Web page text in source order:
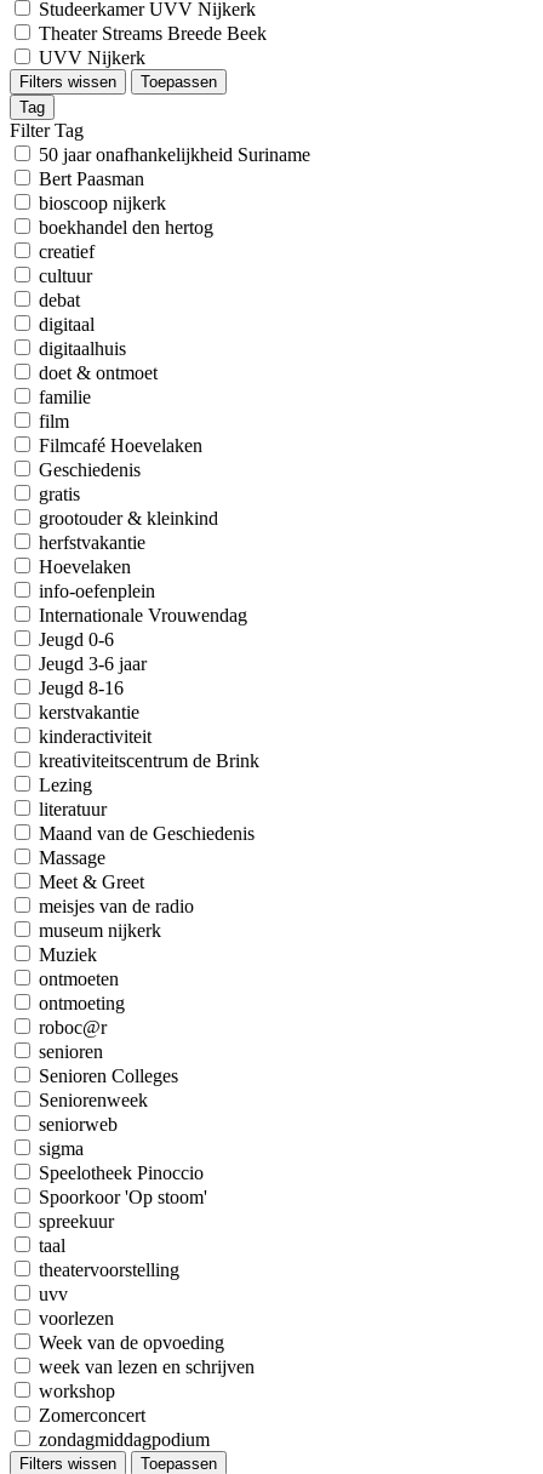
Studeerkamer UVV Nijkerk
Theater Streams Breede Beek
UVV Nijkerk
Filters wissen
Toepassen
Tag
Filter Tag
50 jaar onafhankelijkheid Suriname
Bert Paasman
bioscoop nijkerk
boekhandel den hertog
creatief
cultuur
debat
digitaal
digitaalhuis
doet & ontmoet
familie
film
Filmcafé Hoevelaken
Geschiedenis
gratis
grootouder & kleinkind
herfstvakantie
Hoevelaken
info-oefenplein
Internationale Vrouwendag
Jeugd 0-6
Jeugd 3-6 jaar
Jeugd 8-16
kerstvakantie
kinderactiviteit
kreativiteitscentrum de Brink
Lezing
literatuur
Maand van de Geschiedenis
Massage
Meet & Greet
meisjes van de radio
museum nijkerk
Muziek
ontmoeten
ontmoeting
roboc@r
senioren
Senioren Colleges
Seniorenweek
seniorweb
sigma
Speelotheek Pinoccio
Spoorkoor 'Op stoom'
spreekuur
taal
theatervoorstelling
uvv
voorlezen
Week van de opvoeding
week van lezen en schrijven
workshop
Zomerconcert
zondagmiddagpodium
Filters wissen
Toepassen